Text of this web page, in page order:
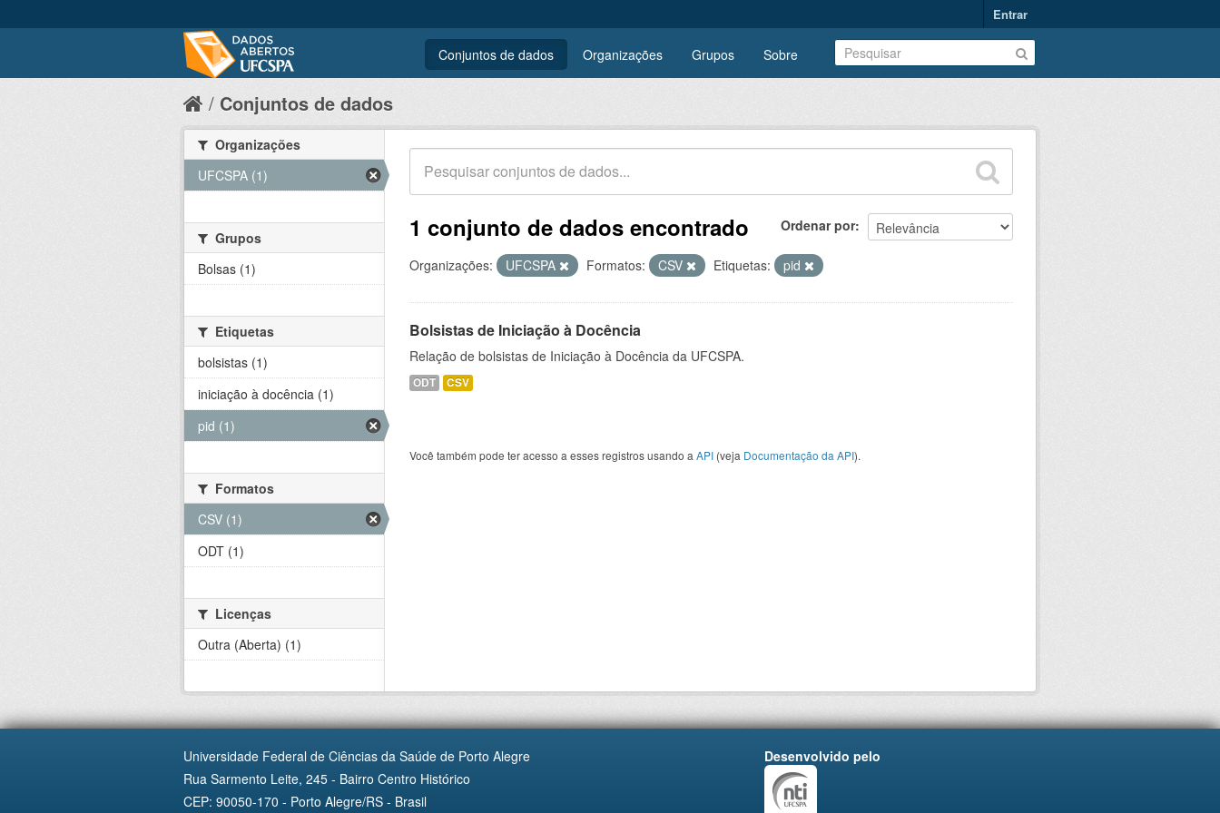
Entrar
Conjuntos de dados Organizações Grupos Sobre
Conjuntos de dados
Ordenar por
1 conjunto de dados encontrado
Organizações: UFCSPA Formatos: CSV Etiquetas: pid
Bolsistas de Iniciação à Docência
Relação de bolsistas de Iniciação à Docência da UFCSPA.
ODT CSV
Você também pode ter acesso a esses registros usando a API (veja Documentação da API).
Organizações
UFCSPA (1)
Grupos
Bolsas (1)
Etiquetas
bolsistas (1)
iniciação à docência (1)
pid (1)
Formatos
CSV (1)
ODT (1)
Licenças
Outra (Aberta) (1)
Universidade Federal de Ciências da Saúde de Porto Alegre
Rua Sarmento Leite, 245 - Bairro Centro Histórico
CEP: 90050-170 - Porto Alegre/RS - Brasil
Desenvolvido pelo